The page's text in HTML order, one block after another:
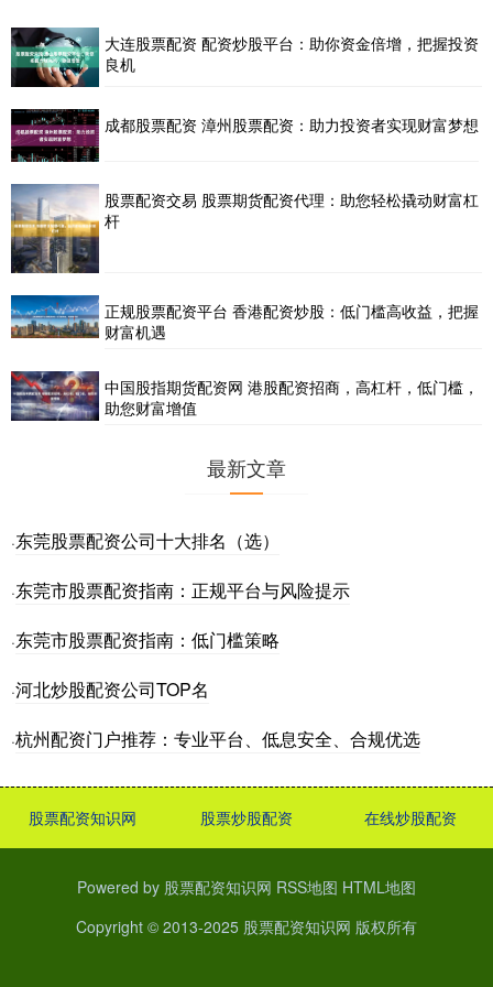
大连股票配资 配资炒股平台：助你资金倍增，把握投资
良机
成都股票配资 漳州股票配资：助力投资者实现财富梦想
股票配资交易 股票期货配资代理：助您轻松撬动财富杠
杆
正规股票配资平台 香港配资炒股：低门槛高收益，把握
财富机遇
中国股指期货配资网 港股配资招商，高杠杆，低门槛，
助您财富增值
最新文章
·东莞股票配资公司十大排名（选）
·东莞市股票配资指南：正规平台与风险提示
·东莞市股票配资指南：低门槛策略
·河北炒股配资公司TOP名
·杭州配资门户推荐：专业平台、低息安全、合规优选
股票配资知识网 股票炒股配资 在线炒股配资
Powered by 股票配资知识网 RSS地图 HTML地图
Copyright © 2013-2025 股票配资知识网 版权所有